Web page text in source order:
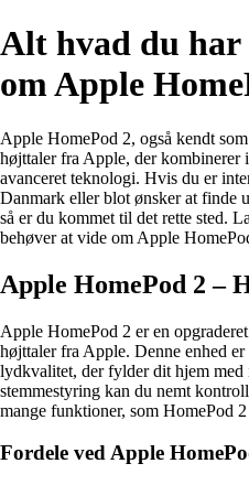
Alt hvad du
om Apple
Apple HomePod 2, også kendt
højttaler fra Apple, der kombinerer
avanceret teknologi. Hvis du er
Danmark eller blot ønsker at finde
så er du kommet til det rette sted.
behøver at vide om Apple
Apple HomePod 2 –
Apple HomePod 2 er en
højttaler fra Apple. Denne enhed er
lydkvalitet, der fylder dit hjem med
stemmestyring kan du nemt
mange funktioner, som HomePod
Fordele ved Apple